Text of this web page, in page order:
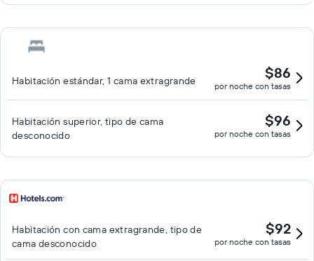
Habitación estándar, 1 cama extragrande $86
por noche con tasas
Habitación superior, tipo de cama
desconocido
$96
por noche con tasas
Habitación con cama extragrande, tipo de
cama desconocido
$92
por noche con tasas